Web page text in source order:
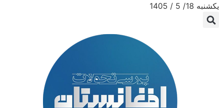
یکشنبه 18/ 5 / 1405